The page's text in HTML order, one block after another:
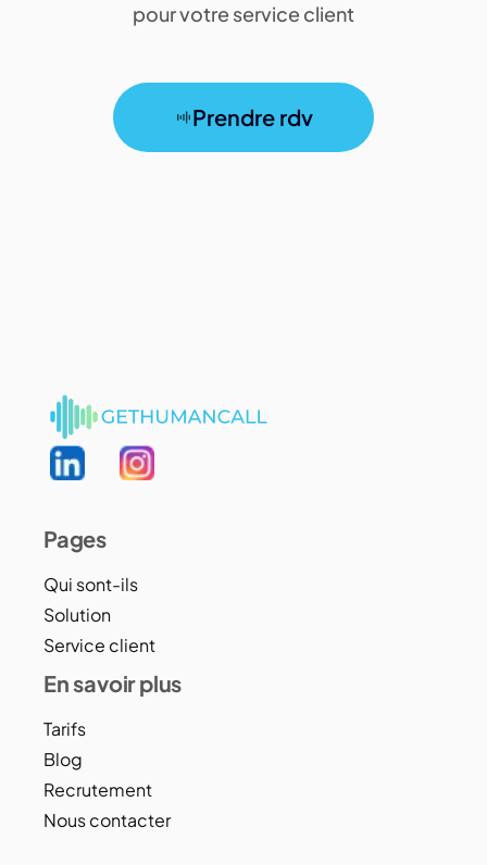
pour votre service client
Prendre rdv
Pages
Qui sont-ils
Solution
Service client
En savoir plus
Tarifs
Blog
Recrutement
Nous contacter